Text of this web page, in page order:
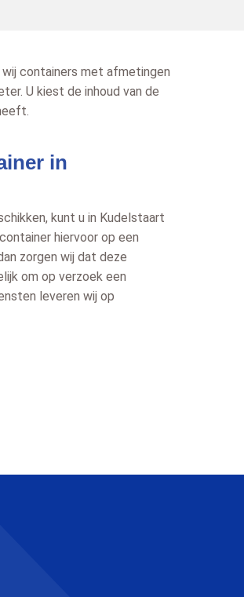
containers met afmetingen
U kiest de inhoud van de
in
kunt u in Kudelstaart
hiervoor op een
zorgen wij dat deze
om op verzoek een
leveren wij op